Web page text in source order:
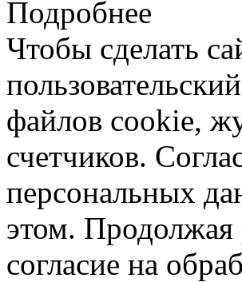
Подробнее
Чтобы сделать
файлов cookie,
счетчиков.
персональных
этом. Продолжая
согласие на